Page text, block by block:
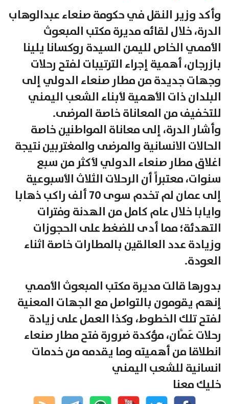
وأكد وزير النقل في حكومة صنعاء عبدالوهاب
الدرة، خلال لقائه مديرة مكتب المبعوث
الأممي الخاص لليمن السيدة روكسانا يلينا
بازرجان، أهمية إجراء الترتيبات لفتح رحلات
وجهات جديدة من مطار صنعاء الدولي إلى
البلدان ذات الأهمية لأبناء الشعب اليمني
للتخفيف من المعاناة خاصة المرضى.
وأشار الدرة، إلى معاناة المواطنين خاصة
الحالات الانسانية والمرضى والمغتربين نتيجة
اغلاق مطار صنعاء الدولي لأكثر من سبع
سنوات، معتبراً أن الرحلات الثلاث الأسبوعية
إلى عمان لم تخدم سوى 70 ألف راكب ذهابا
وايابا خلال عام كامل من الهدنة وفترات
التهدئة؛ مما أدى للضغط على الحجوزات
وزيادة عدد العالقين بالمطارات خاصة اثناء
العودة.
بدورها قالت مديرة مكتب المبعوث الأممي
إنهم يقومون بالتواصل مع الجهات المعنية
لفتح تلك الخطوط، وكذا العمل على زيادة
رحلات عَمَّان، مؤكدة ضرورة فتح مطار صنعاء
انطلاقا من أهميته وما يقدمه من خدمات
انسانية للشعب اليمني
خليك معنا